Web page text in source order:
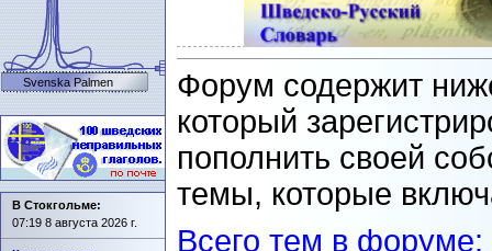
Форум содержит
который
пополнить своей
темы, которые
Всего тем в форуме:
Svenska Palmen
В Стокгольме:
07:19 8 августа 2026 г.